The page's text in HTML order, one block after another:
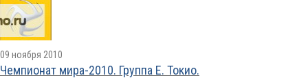
09 ноября 2010
Чемпионат мира-2010. Группа E. Токио.